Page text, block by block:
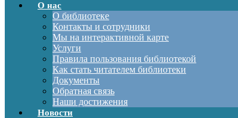
О нас
О библиотеке
Контакты и сотрудники
Мы на интерактивной карте
Услуги
Правила пользования библиотекой
Как стать читателем библиотеки
Документы
Обратная связь
Наши достижения
Новости